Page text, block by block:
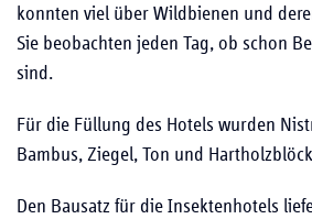
konnten viel über Wildbienen und
Sie beobachten jeden Tag, ob schon
sind.
Für die Füllung des Hotels wurden
Bambus, Ziegel, Ton und
Den Bausatz für die Insektenhotels